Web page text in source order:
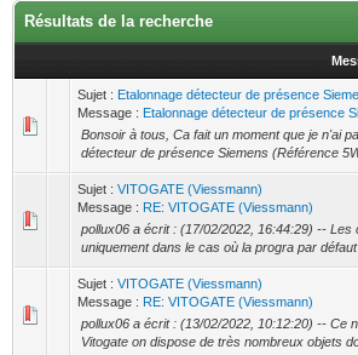
Résultats de la recherche
Sujet : Etalonnage détecteur de présence
Message : Etalonnage détecteur de présence
Bonsoir à tous, Ca fait un moment que je n'ai
détecteur de présence Siemens (Référence
Sujet : VITOGATE (Viessmann)
Message : RE: VITOGATE (Viessmann)
pollux06 a écrit : (17/02/2022, 16:44:29) --
uniquement dans le cas où la progra par
Sujet : VITOGATE (Viessmann)
Message : RE: VITOGATE (Viessmann)
pollux06 a écrit : (13/02/2022, 10:12:20) -- Ce
Vitogate on dispose de très nombreux objets